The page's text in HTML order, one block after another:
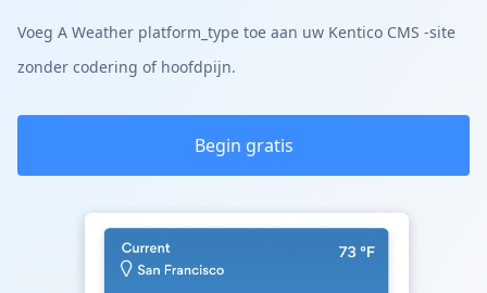
Voeg A Weather platform_type toe aan uw Kentico CMS -site
zonder codering of hoofdpijn.
Begin gratis